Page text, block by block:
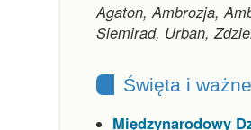
Agaton, Ambrozja,
Siemirad, Urban,
Święta i
Międzynarodowy